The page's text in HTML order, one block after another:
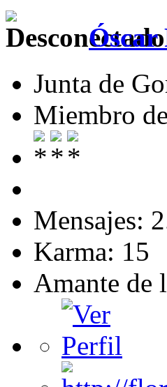
Óscar
Junta de
Miembro
Mensajes:
Karma: 15
Amante de